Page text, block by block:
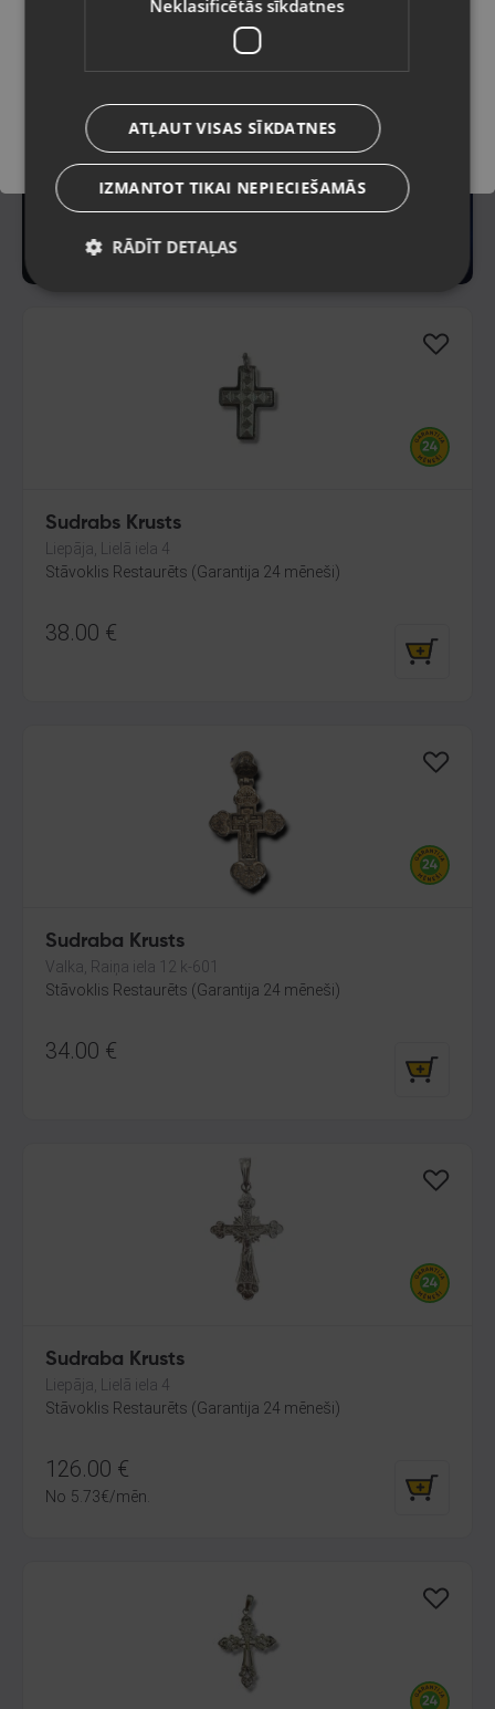
Sudrabs Krusts
Liepāja, Lielā iela 4
Stāvoklis Restaurēts (Garantija 24 mēneši)
38.00 €
Sudraba Krusts
Valka, Raiņa iela 12 k-601
Stāvoklis Restaurēts (Garantija 24 mēneši)
34.00 €
Sudraba Krusts
Liepāja, Lielā iela 4
Stāvoklis Restaurēts (Garantija 24 mēneši)
126.00 €
No 5.73€/mēn.
Saglabāt
Neklasificētās sīkdatnes
ATĻAUT VISAS SĪKDATNES
IZMANTOT TIKAI NEPIECIEŠAMĀS
RĀDĪT DETAĻAS